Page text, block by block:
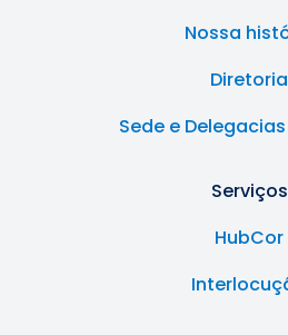
Nossa
Diretoria
Sede e
Serviços
HubCor